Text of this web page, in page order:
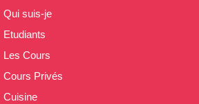
Qui suis-je
Etudiants
Les Cours
Cours Privés
Cuisine